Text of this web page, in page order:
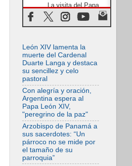
La visita del Papa
León XIV a Asís en
un minuto
de los jóvenes al
Papa: «Hoy nos
sentimos Iglesia»
06.08.2026
Líbano: Reanudan
los coloquios en
Roma en medio de
tensiones y ataques
en el sur del país
06.08.2026
Hiroshima y
Nagasaki, 81 años
después.
Comienzan "Diez
Días Oración por la
León XIV lamenta la
muerte del Cardenal
Duarte Langa y destaca
su sencillez y celo
pastoral
Con alegría y oración,
Argentina espera al
Papa León XIV,
"peregrino de la paz"
Arzobispo de Panamá a
sus sacerdotes: “Un
párroco no se mide por
el tamaño de su
parroquia”